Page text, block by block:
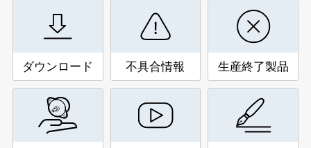
ダウンロード 不具合情報 生産終了製品